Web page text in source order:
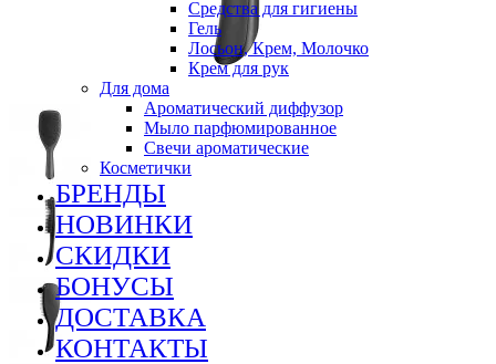
Средства для гигиены
Гель
Лосьон, Крем, Молочко
Крем для рук
Для дома
Ароматический диффузор
Мыло парфюмированное
Свечи ароматические
Косметички
БРЕНДЫ
НОВИНКИ
СКИДКИ
БОНУСЫ
ДОСТАВКА
КОНТАКТЫ